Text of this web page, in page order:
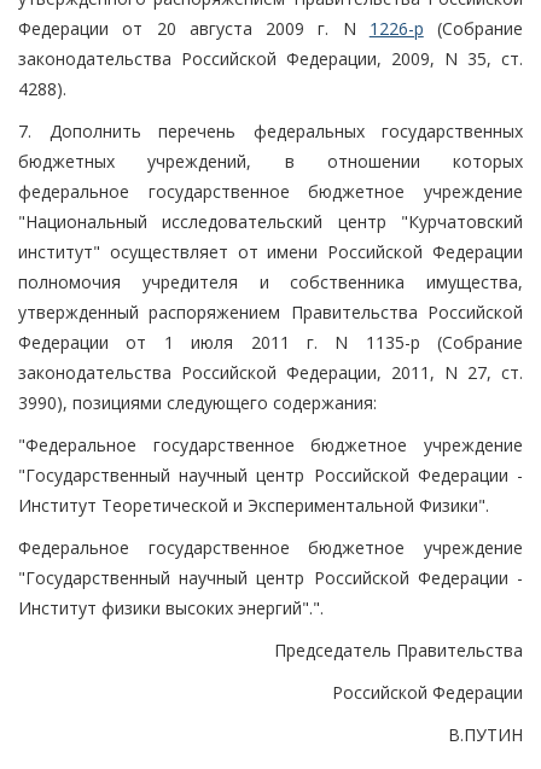
Федерации от 20 августа 2009 г. N 1226-р (Собрание
законодательства Российской Федерации, 2009, N 35, ст.
4288).
7. Дополнить перечень федеральных государственных
бюджетных учреждений, в отношении которых
федеральное государственное бюджетное учреждение
"Национальный исследовательский центр "Курчатовский
институт" осуществляет от имени Российской Федерации
полномочия учредителя и собственника имущества,
утвержденный распоряжением Правительства Российской
Федерации от 1 июля 2011 г. N 1135-р (Собрание
законодательства Российской Федерации, 2011, N 27, ст.
3990), позициями следующего содержания:
"Федеральное государственное бюджетное учреждение
"Государственный научный центр Российской Федерации -
Институт Теоретической и Экспериментальной Физики".
Федеральное государственное бюджетное учреждение
"Государственный научный центр Российской Федерации -
Институт физики высоких энергий".".
Председатель Правительства
Российской Федерации
В.ПУТИН